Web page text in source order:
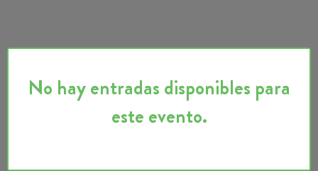
No hay entradas disponibles para
este evento.